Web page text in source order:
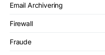
Email Archivering
Firewall
Fraude